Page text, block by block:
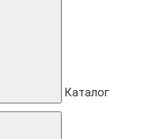
Каталог